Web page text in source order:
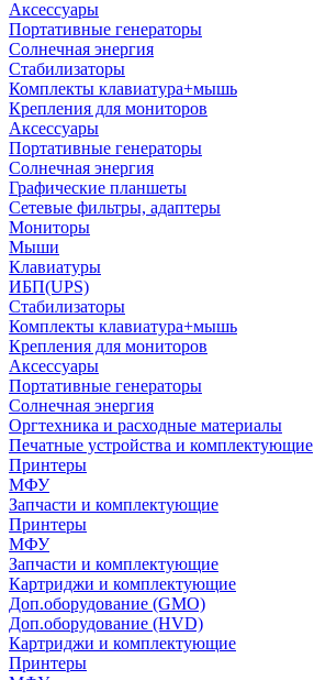
Аксессуары
Портативные генераторы
Солнечная энергия
Стабилизаторы
Комплекты клавиатура+мышь
Крепления для мониторов
Аксессуары
Портативные генераторы
Солнечная энергия
Графические планшеты
Сетевые фильтры, адаптеры
Мониторы
Мыши
Клавиатуры
ИБП(UPS)
Стабилизаторы
Комплекты клавиатура+мышь
Крепления для мониторов
Аксессуары
Портативные генераторы
Солнечная энергия
Оргтехника и расходные материалы
Печатные устройства и комплектующие
Принтеры
МФУ
Запчасти и комплектующие
Принтеры
МФУ
Запчасти и комплектующие
Картриджи и комплектующие
Доп.оборудование (GMO)
Доп.оборудование (HVD)
Картриджи и комплектующие
Принтеры